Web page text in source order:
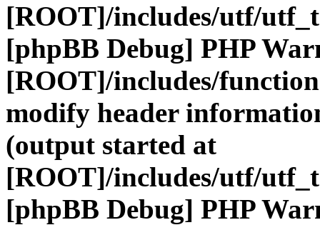
[ROOT]/includes/utf/
[phpBB Debug] PHP
[ROOT]/includes/
modify header
(output started at
[ROOT]/includes/utf/
[phpBB Debug] PHP